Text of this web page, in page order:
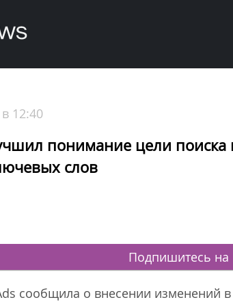
в 12:40
понимание цели поиска
слов
Подпишитесь на
сообщила о внесении изменений